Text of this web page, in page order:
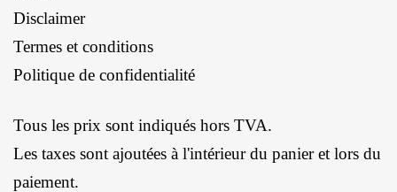
Disclaimer
Termes et conditions
Politique de confidentialité
Tous les prix sont indiqués hors TVA.
Les taxes sont ajoutées à l'intérieur du panier et lors du
paiement.